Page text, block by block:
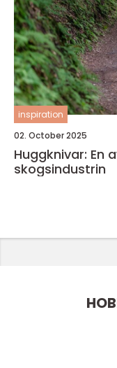
inspiration
02. October 2025
Huggknivar: En
skogsindustrin